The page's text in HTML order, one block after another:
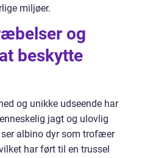
miljøer.
og
beskytte
og unikke udseende har
jagt og ulovlig
albino dyr som trofæer
har ført til en trussel